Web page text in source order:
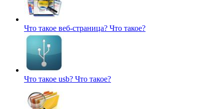
Что такое веб-страница? Что такое?
Что такое usb? Что такое?